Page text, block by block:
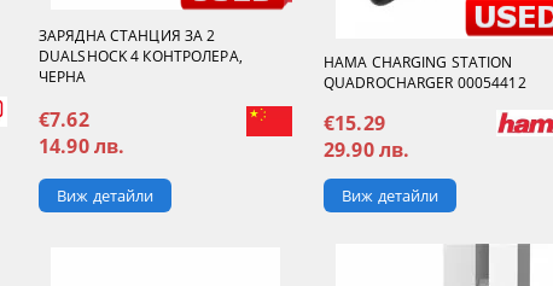
ЗАРЯДНА СТАНЦИЯ ЗА 2
DUALSHOCK 4 КОНТРОЛЕРА,
ЧЕРНА
€7.62
14.90 лв.
Виж детайли
HAMA CHARGING STATION
QUADROCHARGER 00054412
€15.29
29.90 лв.
Виж детайли